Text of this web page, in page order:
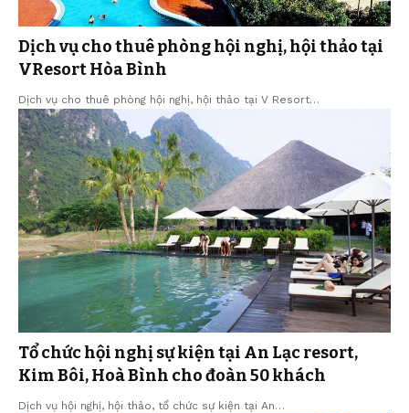
Dịch vụ cho thuê phòng hội nghị, hội thảo tại
VResort Hòa Bình
Dịch vụ cho thuê phòng hội nghị, hội thảo tại V Resort…
Tổ chức hội nghị sự kiện tại An Lạc resort,
Kim Bôi, Hoà Bình cho đoàn 50 khách
Dịch vụ hội nghị, hội thảo, tổ chức sự kiện tại An…